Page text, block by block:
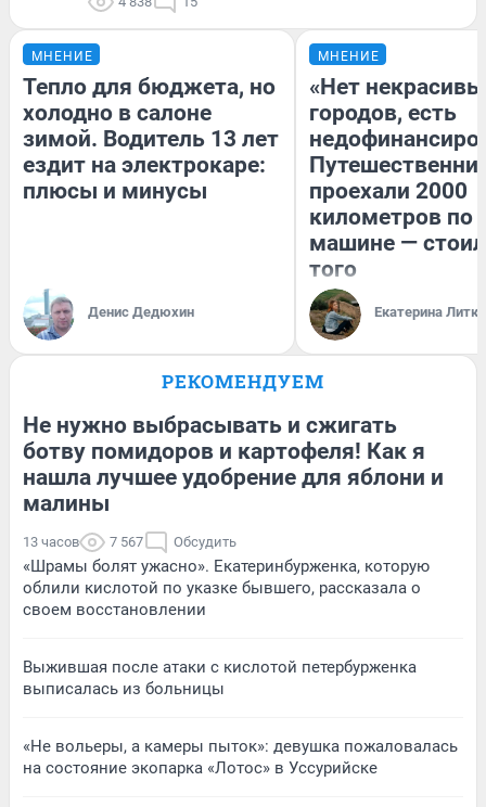
МНЕНИЕ
Тепло для бюджета, но
холодно в салоне
зимой. Водитель 13 лет
ездит на электрокаре:
плюсы и минусы
Денис Дедюхин
МНЕНИЕ
«Нет
городов, есть
проехали 2000
километров по
машине —
того
Екатерина
РЕКОМЕНДУЕМ
Не нужно выбрасывать и сжигать
ботву помидоров и картофеля! Как я
нашла лучшее удобрение для яблони и
малины
13 часов 7 567 Обсудить
«Шрамы болят ужасно». Екатеринбурженка, которую
облили кислотой по указке бывшего, рассказала о
своем восстановлении
Выжившая после атаки с кислотой петербурженка
выписалась из больницы
«Не вольеры, а камеры пыток»: девушка пожаловалась
на состояние экопарка «Лотос» в Уссурийске